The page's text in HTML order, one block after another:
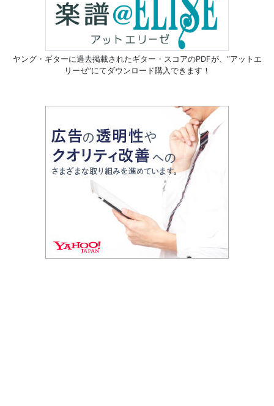
ヤング・ギターに過去掲載されたギター・スコアのPDFが、 “アットエ
リーゼ”にてダウンロード購入できます！